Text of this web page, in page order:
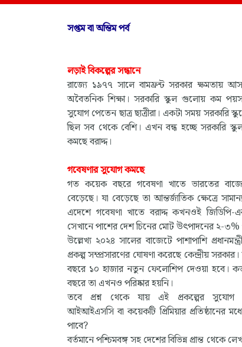
সপ্তম বা অন্তিম পর্ব
লড়াই বিকল্পের সন্ধানে
রাজ্যে ১৯৭৭ সালে বামফ্রন্ট সরকার ক্ষমতায়
অবৈতনিক শিক্ষা। সরকারি স্কুল গুলোয় কম
সুযোগ পেতেন ছাত্র ছাত্রীরা। একটা সময় সরকারি
ছিল সব থেকে বেশি। এখন বন্ধ হচ্ছে সরকারি
কমছে বরাদ্দ।
গবেষণার সুযোগ কমছে
গত কয়েক বছরে গবেষণা খাতে ভারতের
বেড়েছে। যা বেড়েছে তা আন্তর্জাতিক ক্ষেত্রে
এদেশে গবেষণা খাতে বরাদ্দ কখনওই জিডিপি-
সেখানে পাশের দেশ চিনের মোট উৎপাদনের ২-৩%
উল্লেখ্য ২০২৪ সালের বাজেটে পাশাপাশি
প্রকল্প সম্প্রসারণের ঘোষণা করেছে কেন্দ্রীয়
বছরে ১০ হাজার নতুন ফেলোশিপ দেওয়া হবে।
বছরে তা এখনও পরিষ্কার হয়নি।
তবে প্রশ্ন থেকে যায় এই প্রকল্পের সুযোগ
আইআইএসসি বা কয়েকটি প্রিমিয়ার প্রতিষ্ঠানের
পাবে?
বর্তমানে পশ্চিমবঙ্গ সহ দেশের বিভিন্ন প্রান্ত